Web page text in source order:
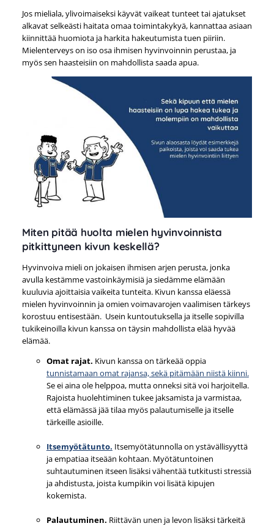
Jos mieliala, ylivoimaiseksi käyvät vaikeat tunteet tai ajatukset
alkavat selkeästi haitata omaa toimintakykyä, kannattaa asiaan
kiinnittää huomiota ja harkita hakeutumista tuen piiriin.
Mielenterveys on iso osa ihmisen hyvinvoinnin perustaa, ja
myös sen haasteisiin on mahdollista saada apua.
Miten pitää huolta mielen hyvinvoinnista
pitkittyneen kivun keskellä?
Hyvinvoiva mieli on jokaisen ihmisen arjen perusta, jonka
avulla kestämme vastoinkäymisiä ja siedämme elämään
kuuluvia ajoittaisia vaikeita tunteita. Kivun kanssa eläessä
mielen hyvinvoinnin ja omien voimavarojen vaalimisen tärkeys
korostuu entisestään. Usein kuntoutuksella ja itselle sopivilla
tukikeinoilla kivun kanssa on täysin mahdollista elää hyvää
elämää.
Omat rajat. Kivun kanssa on tärkeää oppia
tunnistamaan omat rajansa, sekä pitämään niistä kiinni.
Se ei aina ole helppoa, mutta onneksi sitä voi harjoitella.
Rajoista huolehtiminen tukee jaksamista ja varmistaa,
että elämässä jää tilaa myös palautumiselle ja itselle
tärkeille asioille.
Itsemyötätunto. Itsemyötätunnolla on ystävällisyyttä
ja empatiaa itseään kohtaan. Myötätuntoinen
suhtautuminen itseen lisäksi vähentää tutkitusti stressiä
ja ahdistusta, joista kumpikin voi lisätä kipujen
kokemista.
Palautuminen. Riittävän unen ja levon lisäksi tärkeitä